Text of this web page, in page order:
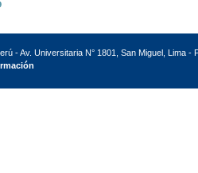
- Av. Universitaria N° 1801, San Miguel, Lima -